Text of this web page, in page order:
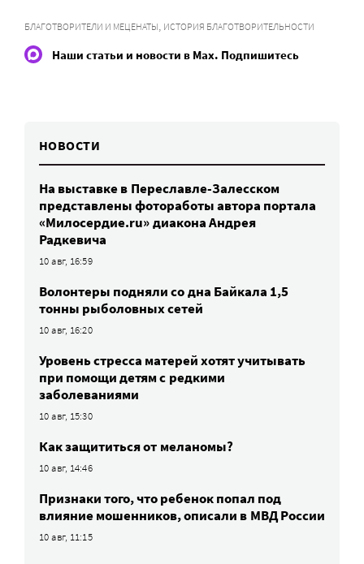
БЛАГОТВОРИТЕЛИ И МЕЦЕНАТЫ, ИСТОРИЯ БЛАГОТВОРИТЕЛЬНОСТИ
Наши статьи и новости в Max. Подпишитесь
НОВОСТИ
На выставке в Переславле-Залесском
представлены фотоработы автора портала
«Милосердие.ru» диакона Андрея
Радкевича
10 авг, 16:59
Волонтеры подняли со дна Байкала 1,5
тонны рыболовных сетей
10 авг, 16:20
Уровень стресса матерей хотят учитывать
при помощи детям с редкими
заболеваниями
10 авг, 15:30
Как защититься от меланомы?
10 авг, 14:46
Признаки того, что ребенок попал под
влияние мошенников, описали в МВД России
10 авг, 11:15